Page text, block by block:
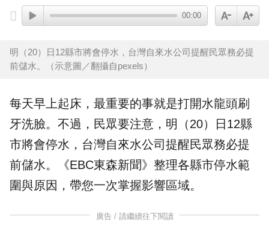
00:00
明（20）日12縣市將會停水，台灣自來水公司提醒民眾務必提
前儲水。（示意圖／翻攝自pexels）
每天早上起床，最重要的事就是打開水龍頭刷
牙洗臉。不過，民眾要注意，明（20）日12縣
市將會停水 ， 台灣自來水公司 提醒民眾務必提
前儲水。《EBC東森新聞》整理各縣市停水範
圍與原因，帶您一次掌握影響區域。
廣告 / 請繼續往下閱讀